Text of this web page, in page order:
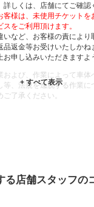
しくは、店舗にてご確認
様は、未使用チケットを
をご利用頂けます。
など、お客様の責により
品返金等お受けいたしかね
申し込みいただきますよ
よび、作業によって車体
等、法規を逸脱する作業に
了承ください。
る店舗スタッフの